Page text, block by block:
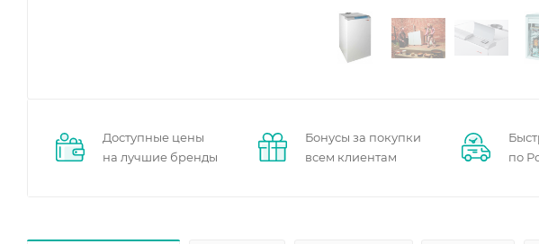
Доступные цены
на лучшие бренды
Бонусы за покупки
всем клиентам
по